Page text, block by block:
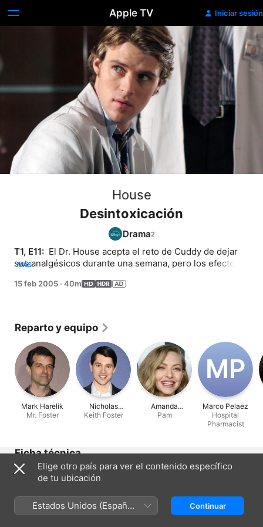
Apple TV Iniciar sesión
House
Desintoxicación
Drama
T1, E11: El Dr. House acepta el reto de Cuddy de dejar
sus analgésicos durante una semana, pero los efectos
paciente en peligro.
MÁS
15 feb 2005 · 40m
Reparto y equipo
Mark Harelik
Mr. Foster
Nicholas
D'Agosto
Keith Foster
Amanda
Seyfried
Pam
M‌P
Marco Pelaez
Hospital
Pharmacist
Ficha técnica
Lanzamiento
Duración
40 min
Elige otro país para ver el contenido específico
de tu ubicación
Estados Unidos (Español
México)
Continuar